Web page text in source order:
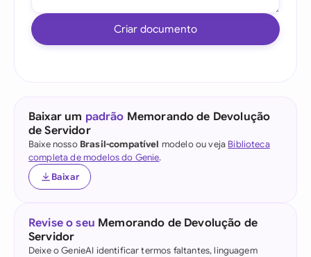
Criar documento
Baixar um padrão Memorando de Devolução
de Servidor
Baixe nosso Brasil-compatível modelo ou veja Biblioteca
completa de modelos do Genie.
Baixar
Revise o seu Memorando de Devolução de
Servidor
Deixe o GenieAI identificar termos faltantes, linguagem